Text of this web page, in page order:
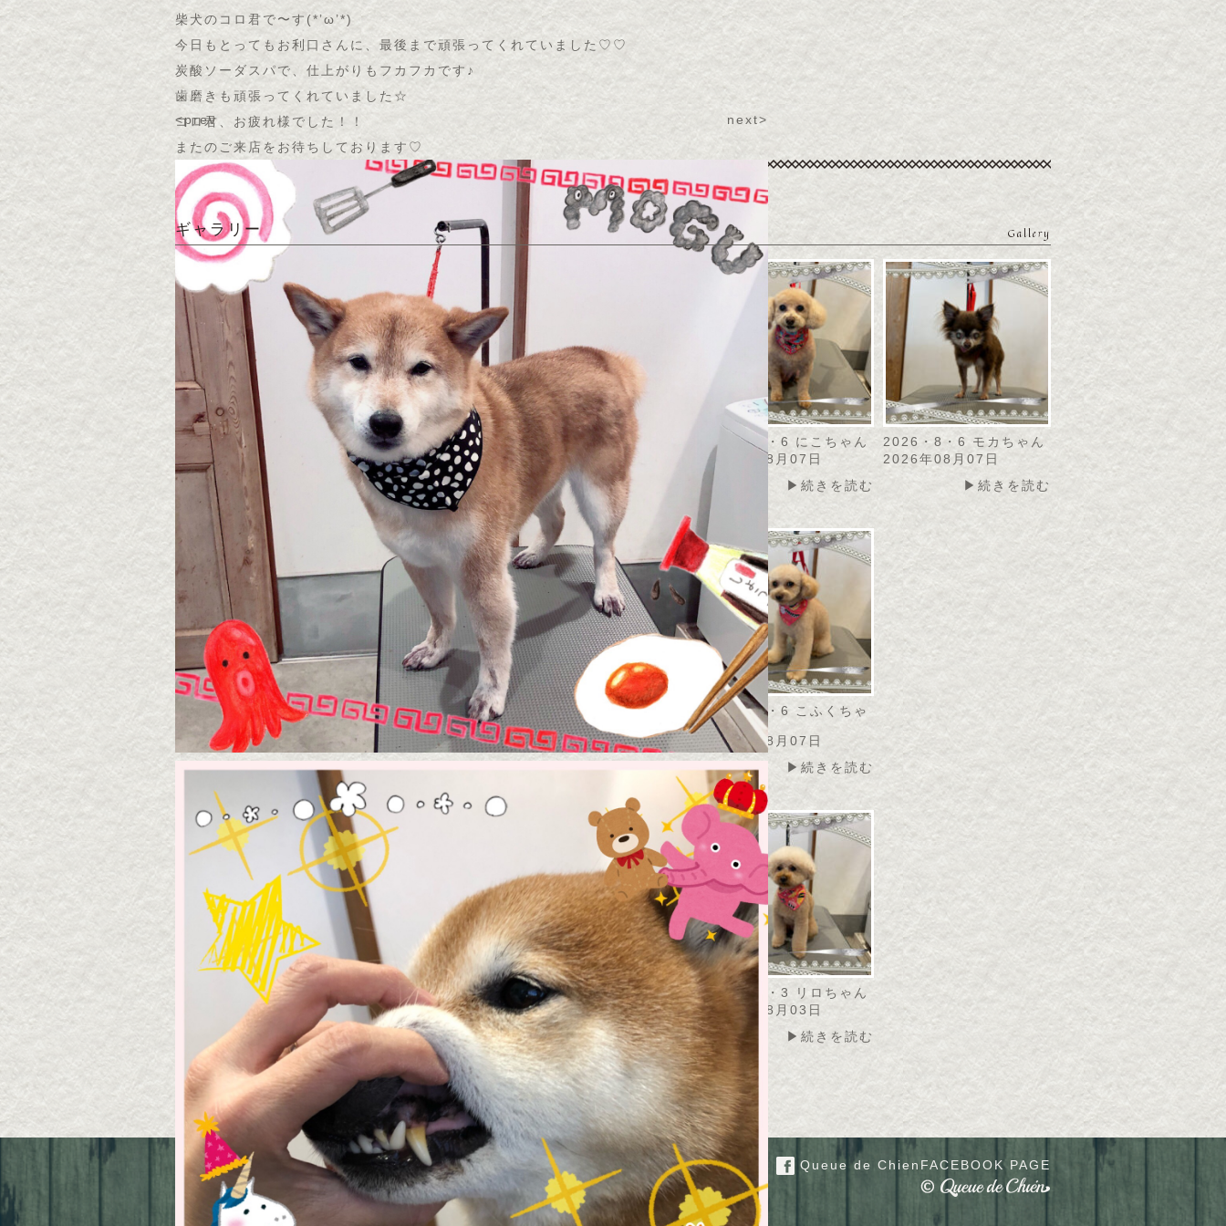
柴犬のコロ君で〜す(*’ω’*)
今日もとってもお利口さんに、最後まで頑張ってくれていました♡♡
炭酸ソーダスパで、仕上がりもフカフカです♪
歯磨きも頑張ってくれていました☆
コロ君、お疲れ様でした！！
またのご来店をお待ちしております♡
<prev next>
ギャラリー Gallery
2026・8・7 うずらちゃ
2026年08月07日
▶続きを読む
2026・8・7 アメリちゃ
ん
2026年08月07日
▶続きを読む
2026・8・6 モナカちゃ
ん
2026年08月07日
▶続きを読む
2026・8・6 にこちゃん
2026年08月07日
▶続きを読む
2026・8・6 モカちゃん
2026年08月07日
▶続きを読む
2026・8・6 こふくちゃ
ん
2026年08月07日
▶続きを読む
2026・8・4 モコちゃん
2026年08月05日
▶続きを読む
2026・8・4 カノアちゃ
ん
2026年08月04日
▶続きを読む
2026・8・4 トト君
2026年08月04日
▶続きを読む
2026・8・3 リロちゃん
2026年08月03日
▶続きを読む
Queue de Chien
〒631-0061 奈良市三碓1-6-19
TEL ; 080-4015-1050
定休日 ; 水曜日/第2、第4日曜/祝日
Queue de Chien FACEBOOK PAGE